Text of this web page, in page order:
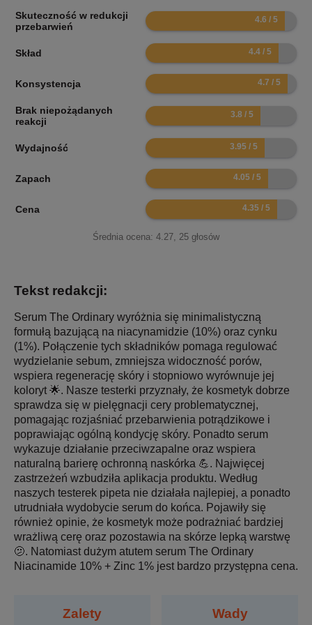
Skuteczność w redukcji
przebarwień
9.2
Skład 8.8
Konsystencja 9.4
Brak niepożądanych
reakcji
7.6
Wydajność 7.9
Zapach 8.1
Cena 8.7
Średnia ocena: 4.27 25 głosów
Tekst redakcji:
Serum The Ordinary wyróżnia się minimalistyczną
formułą bazującą na niacynamidzie (10%) oraz cynku
(1%). Połączenie tych składników pomaga regulować
wydzielanie sebum, zmniejsza widoczność porów,
wspiera regenerację skóry i stopniowo wyrównuje jej
koloryt 🌟. Nasze testerki przyznały, że kosmetyk dobrze
sprawdza się w pielęgnacji cery problematycznej,
pomagając rozjaśniać przebarwienia potrądzikowe i
poprawiając ogólną kondycję skóry. Ponadto serum
wykazuje działanie przeciwzapalne oraz wspiera
naturalną barierę ochronną naskórka 💪. Najwięcej
zastrzeżeń wzbudziła aplikacja produktu. Według
naszych testerek pipeta nie działała najlepiej, a ponadto
utrudniała wydobycie serum do końca. Pojawiły się
również opinie, że kosmetyk może podrażniać bardziej
wrażliwą cerę oraz pozostawia na skórze lepką warstwę
🫤. Natomiast dużym atutem serum The Ordinary
Niacinamide 10% + Zinc 1% jest bardzo przystępna cena.
Zalety Wady